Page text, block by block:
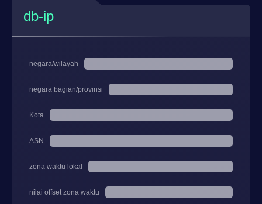
db-ip
negara/wilayah
negara bagian/provinsi
Kota
ASN
zona waktu lokal
nilai offset zona waktu